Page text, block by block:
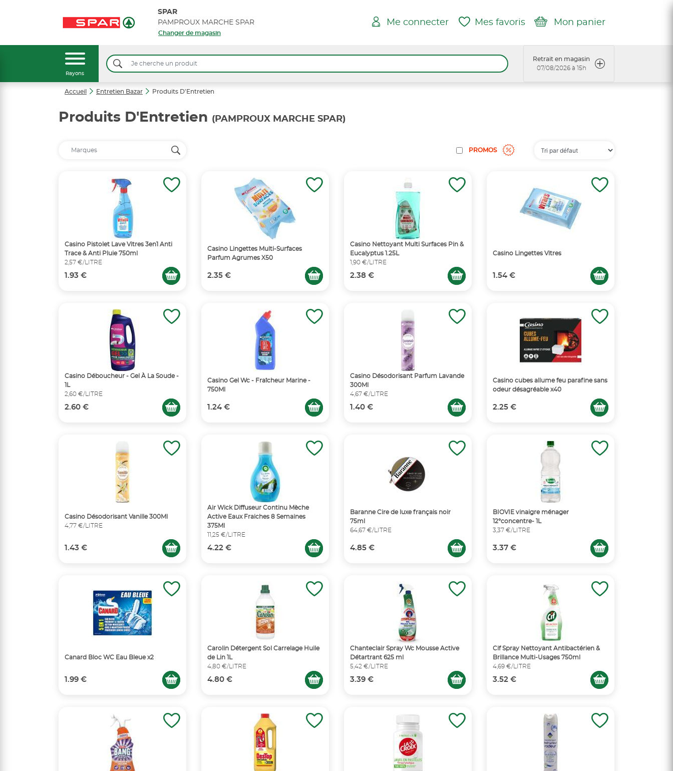
SPAR
PAMPROUX MARCHE SPAR
Changer de magasin
Me connecter Mes favoris Mon panier
Rayons
Retrait en magasin
07/08/2026 à 15h
Accueil Entretien Bazar Produits D'Entretien
Produits D'Entretien (PAMPROUX MARCHE SPAR)
PROMOS
Casino Pistolet Lave Vitres 3en1 Anti
Trace & Anti Pluie 750ml
2,57 €/LITRE
1.93 €
Casino Lingettes Multi-Surfaces
Parfum Agrumes X50
2.35 €
Casino Nettoyant Multi Surfaces Pin &
Eucalyptus 1.25L
1,90 €/LITRE
2.38 €
Casino Lingettes Vitres
1.54 €
Casino Déboucheur - Gel À La Soude -
1L
2,60 €/LITRE
2.60 €
Casino Gel Wc - Fraîcheur Marine -
750Ml
1.24 €
Casino Désodorisant Parfum Lavande
300Ml
4,67 €/LITRE
1.40 €
Casino cubes allume feu parafine sans
odeur désagréable x40
2.25 €
Casino Désodorisant Vanille 300Ml
4,77 €/LITRE
1.43 €
Air Wick Diffuseur Continu Mèche
Active Eaux Fraiches 8 Semaines
375Ml
11,25 €/LITRE
4.22 €
Baranne Cire de luxe français noir
75ml
64,67 €/LITRE
4.85 €
BIOVIE vinaigre ménager
12°concentre- 1L
3,37 €/LITRE
3.37 €
Canard Bloc WC Eau Bleue x2
1.99 €
Carolin Détergent Sol Carrelage Huile
de Lin 1L
4,80 €/LITRE
4.80 €
Chanteclair Spray Wc Mousse Active
Détartrant 625 ml
5,42 €/LITRE
3.39 €
Cif Spray Nettoyant Antibactérien &
Brillance Multi-Usages 750ml
4,69 €/LITRE
3.52 €